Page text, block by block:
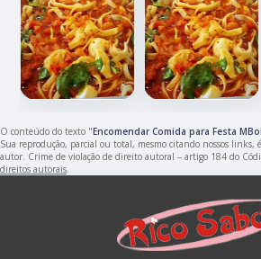
‹
O conteúdo do texto "Encomendar Comida para Festa
Sua reprodução, parcial ou total, mesmo citando nossos links,
autor. Crime de violação de direito autoral – artigo 184 do
direitos autorais